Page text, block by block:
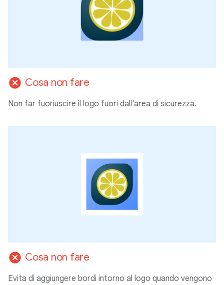
cancel Cosa non fare
Non far fuoriuscire il logo fuori dall'area di sicurezza.
cancel Cosa non fare
Evita di aggiungere bordi intorno al logo quando vengono